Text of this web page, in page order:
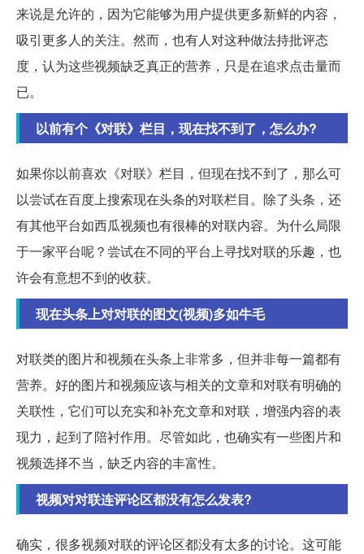
来说是允许的，因为它能够为用户提供更多新鲜的内容，
吸引更多人的关注。然而，也有人对这种做法持批评态
度，认为这些视频缺乏真正的营养，只是在追求点击量而
已。
以前有个《对联》栏目，现在找不到了，怎么办?
如果你以前喜欢《对联》栏目，但现在找不到了，那么可
以尝试在百度上搜索现在头条的对联栏目。除了头条，还
有其他平台如西瓜视频也有很棒的对联内容。为什么局限
于一家平台呢？尝试在不同的平台上寻找对联的乐趣，也
许会有意想不到的收获。
现在头条上对对联的图文(视频)多如牛毛
对联类的图片和视频在头条上非常多，但并非每一篇都有
营养。好的图片和视频应该与相关的文章和对联有明确的
关联性，它们可以充实和补充文章和对联，增强内容的表
现力，起到了陪衬作用。尽管如此，也确实有一些图片和
视频选择不当，缺乏内容的丰富性。
视频对对联连评论区都没有怎么发表?
确实，很多视频对联的评论区都没有太多的讨论。这可能